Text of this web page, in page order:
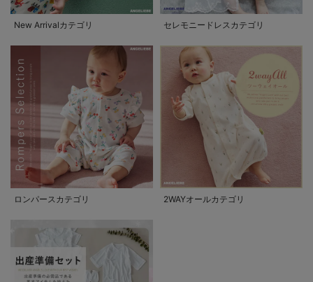
New Arrivalカテゴリ セレモニードレスカテゴリ
ロンパースカテゴリ 2WAYオールカテゴリ